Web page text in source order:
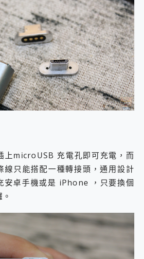
上microUSB 充電孔即可充電，而
線只能搭配一種轉接頭，通用設計
安卓手機或是 iPhone ，只要換個